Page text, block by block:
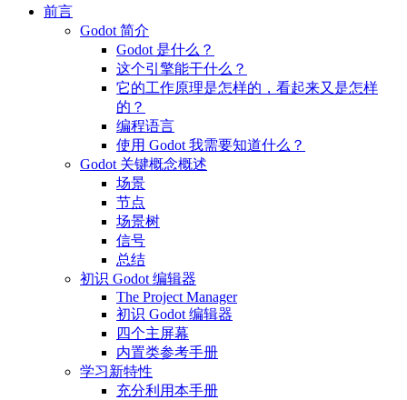
前言
Godot 简介
Godot 是什么？
这个引擎能干什么？
它的工作原理是怎样的，看起来又是怎样
的？
编程语言
使用 Godot 我需要知道什么？
Godot 关键概念概述
场景
节点
场景树
信号
总结
初识 Godot 编辑器
The Project Manager
初识 Godot 编辑器
四个主屏幕
内置类参考手册
学习新特性
充分利用本手册